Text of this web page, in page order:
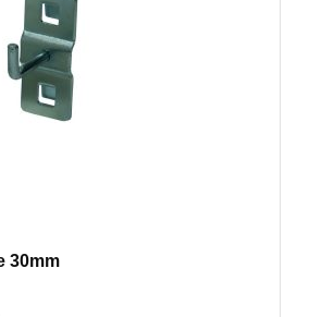
30mm